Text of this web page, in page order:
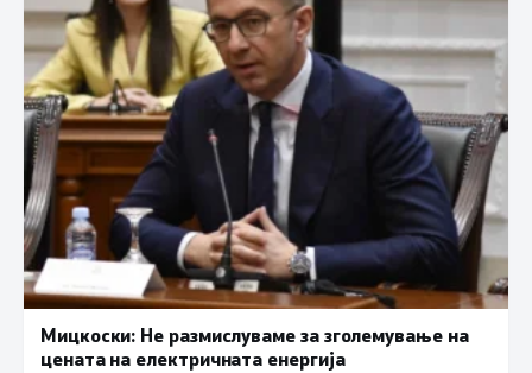
Мицкоски: Не размислуваме за зголемување на
цената на електричната енергија